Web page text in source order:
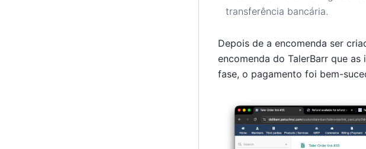
transferência bancária.
Depois de a encomenda ser
encomenda do TalerBarr que
fase, o pagamento foi bem-